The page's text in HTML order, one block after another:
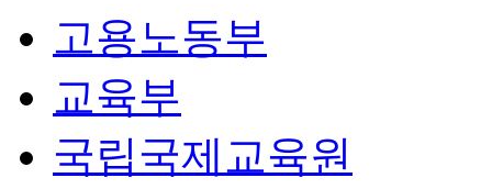
고용노동부
교육부
국립국제교육원